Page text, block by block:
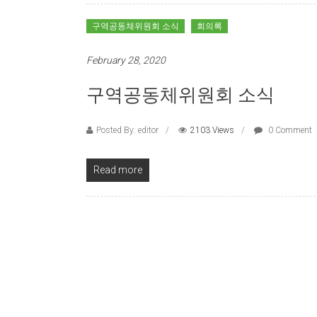
구역공동체위원회 소식 회의록
February 28, 2020
구역공동체위원회 소식
Posted By: editor 2103 Views 0 Comment
Read more